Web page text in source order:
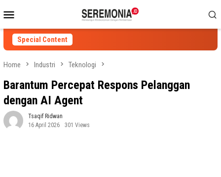
to
contentMenu
Special Content
Home Industri Teknologi
Barantum Percepat Respons Pelanggan
dengan AI Agent
Tsaqif Ridwan
16 April 2026
301 Views